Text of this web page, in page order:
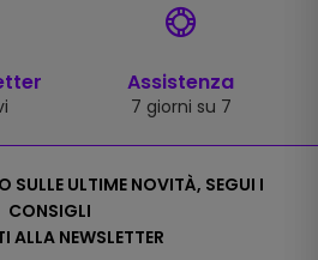
Assistenza
7 giorni su 7
SULLE ULTIME NOVITÀ, SEGUI I
CONSIGLI
ALLA NEWSLETTER